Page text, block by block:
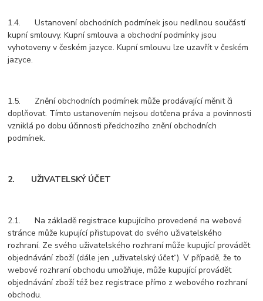
1.4. Ustanovení obchodních podmínek jsou nedílnou součástí
kupní smlouvy. Kupní smlouva a obchodní podmínky jsou
vyhotoveny v českém jazyce. Kupní smlouvu lze uzavřít v českém
jazyce.
1.5. Znění obchodních podmínek může prodávající měnit či
doplňovat. Tímto ustanovením nejsou dotčena práva a povinnosti
vzniklá po dobu účinnosti předchozího znění obchodních
podmínek.
2. UŽIVATELSKÝ ÚČET
2.1. Na základě registrace kupujícího provedené na webové
stránce může kupující přistupovat do svého uživatelského
rozhraní. Ze svého uživatelského rozhraní může kupující provádět
objednávání zboží (dále jen „uživatelský účet“). V případě, že to
webové rozhraní obchodu umožňuje, může kupující provádět
objednávání zboží též bez registrace přímo z webového rozhraní
obchodu.